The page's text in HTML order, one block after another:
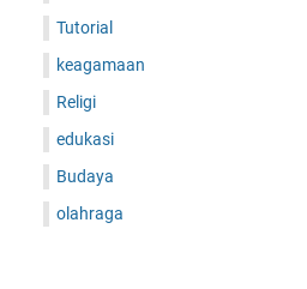
Tutorial
keagamaan
Religi
edukasi
Budaya
olahraga